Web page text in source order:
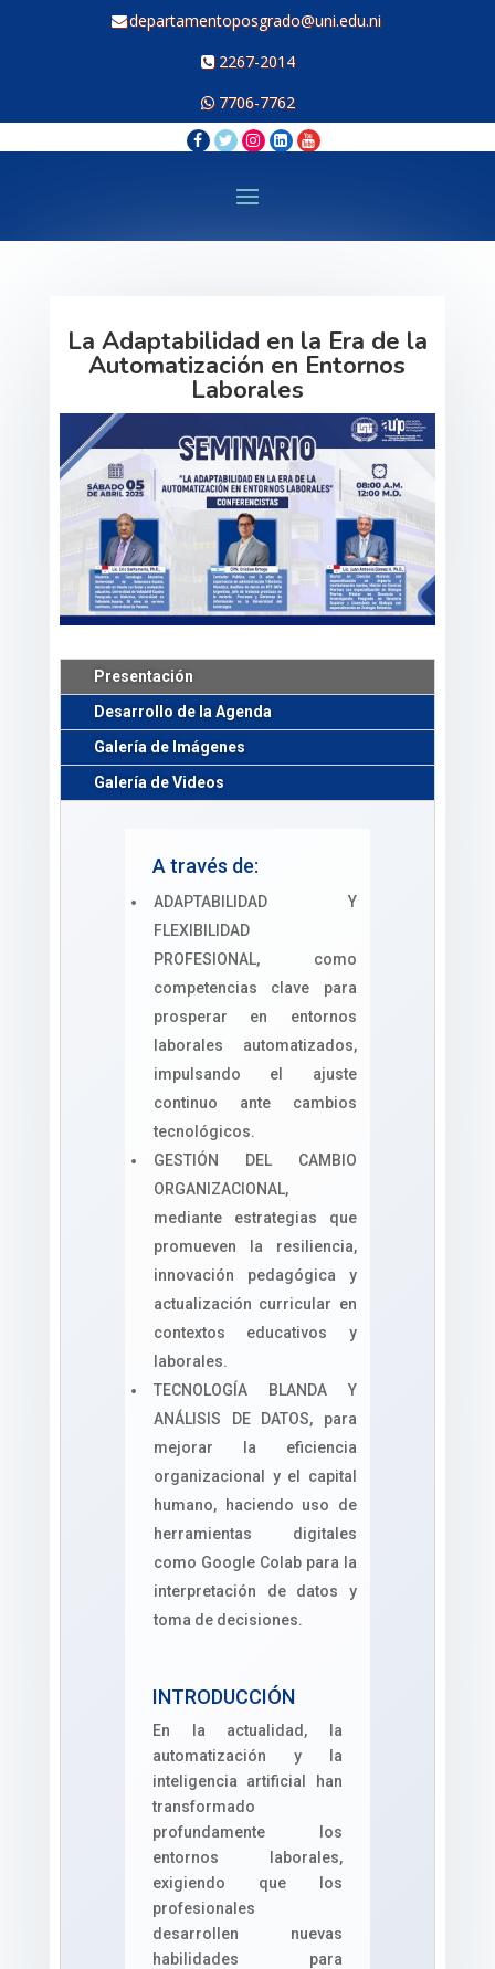
departamentoposgrado@uni.edu.ni
2267-2014
7706-7762
La Adaptabilidad en la Era de la
Automatización en Entornos
Laborales
Presentación
Desarrollo de la Agenda
Galería de Imágenes
Galería de Videos
A través de:
ADAPTABILIDAD Y
FLEXIBILIDAD
PROFESIONAL, como
competencias clave para
prosperar en entornos
laborales automatizados,
impulsando el ajuste
continuo ante cambios
tecnológicos.
GESTIÓN DEL CAMBIO
ORGANIZACIONAL,
mediante estrategias que
promueven la resiliencia,
innovación pedagógica y
actualización curricular en
contextos educativos y
laborales.
TECNOLOGÍA BLANDA Y
ANÁLISIS DE DATOS, para
mejorar la eficiencia
organizacional y el capital
humano, haciendo uso de
herramientas digitales
como Google Colab para la
interpretación de datos y
toma de decisiones.
INTRODUCCIÓN
En la actualidad, la
automatización y la
inteligencia artificial han
transformado
profundamente los
entornos laborales,
exigiendo que los
profesionales
desarrollen nuevas
habilidades para